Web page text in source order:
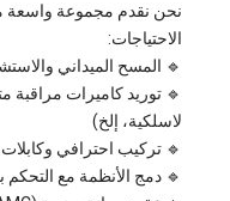
نحن نقدم مجموعة
الاحتياجات:
🔹 المسح الميداني
لاسلكية، إلخ)
🔹 تركيب احترافي
🔹 دمج الأنظمة مع التحكم